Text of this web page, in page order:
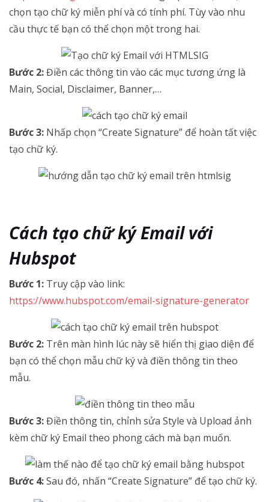
chọn tạo chữ ký miễn phí và có tính phí. Tùy vào nhu
cầu thực tế bạn có thể chọn một trong hai.
Bước 2:Điền các thông tin vào các mục tương ứng là
Main, Social, Disclaimer, Banner,…
Bước 3: Nhấp chọn “Create Signature” để hoàn tất việc
tạo chữ ký.
Cách tạo chữ ký Email với
Hubspot
Bước 1: Truy cập vào link:
https://www.hubspot.com/email-signature-generator
Bước 2: Trên màn hình lúc này sẽ hiển thị giao diện để
bạn có thể chọn mẫu chữ ký và điền thông tin theo
mẫu.
Bước 3:Điền thông tin, chỉnh sửa Style và Upload ảnh
kèm chữ ký Email theo phong cách mà bạn muốn.
Bước 4:Sau đó, nhấn “Create Signature” để tạo chữ ký.